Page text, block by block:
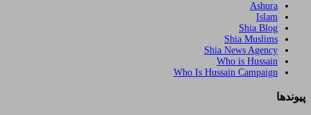
Ashura
Islam
Shia Blog
Shia Muslims
Shia News Agency
Who is Hussain
Who Is Hussain Campaign
پیوندها